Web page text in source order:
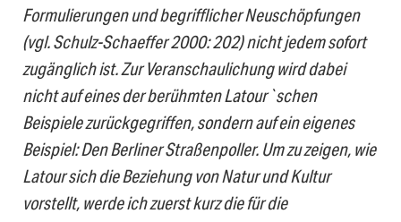
Formulierungen und begrifflicher Neuschöpfungen
(vgl. Schulz-Schaeffer 2000: 202) nicht jedem sofort
zugänglich ist. Zur Veranschaulichung wird dabei
nicht auf eines der berühmten Latour`schen
Beispiele zurückgegriffen, sondern auf ein eigenes
Beispiel: Den Berliner Straßenpoller. Um zu zeigen, wie
Latour sich die Beziehung von Natur und Kultur
vorstellt, werde ich zuerst kurz die für die